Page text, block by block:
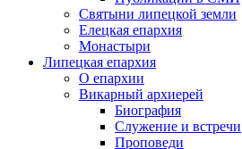
Святыни липецкой земли
Елецкая епархия
Монастыри
Липецкая епархия
О епархии
Викарный архиерей
Биография
Служение и встречи
Проповеди